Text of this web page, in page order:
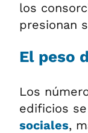
los
presionan
El peso
Los
edificios
sociales,